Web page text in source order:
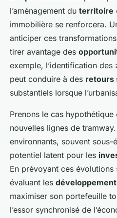
l’aménagement du territoire
immobilière se renforcera.
anticiper ces
tirer avantage des
exemple, l’identification
peut conduire à des retours
substantiels lorsque
Prenons le cas hypothétique
nouvelles lignes de
environnants, souvent sous-
potentiel latent pour les
En prévoyant ces évolutions
évaluant les
maximiser son portefeuille
l’essor synchronisé de